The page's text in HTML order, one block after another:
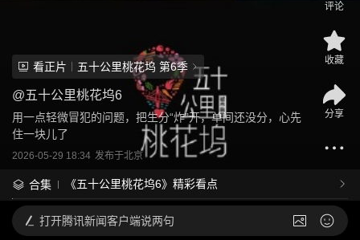
看正片 五十公里桃花坞 第6季
@五十公里桃花坞6
用一点轻微冒犯的问题，把生分“炸”开，单间还没分，心先
住一块儿了
2026-05-29 18:34 发布于北京
合集 《五十公里桃花坞6》精彩看点
评论
收藏
分享
打开腾讯新闻客户端说两句